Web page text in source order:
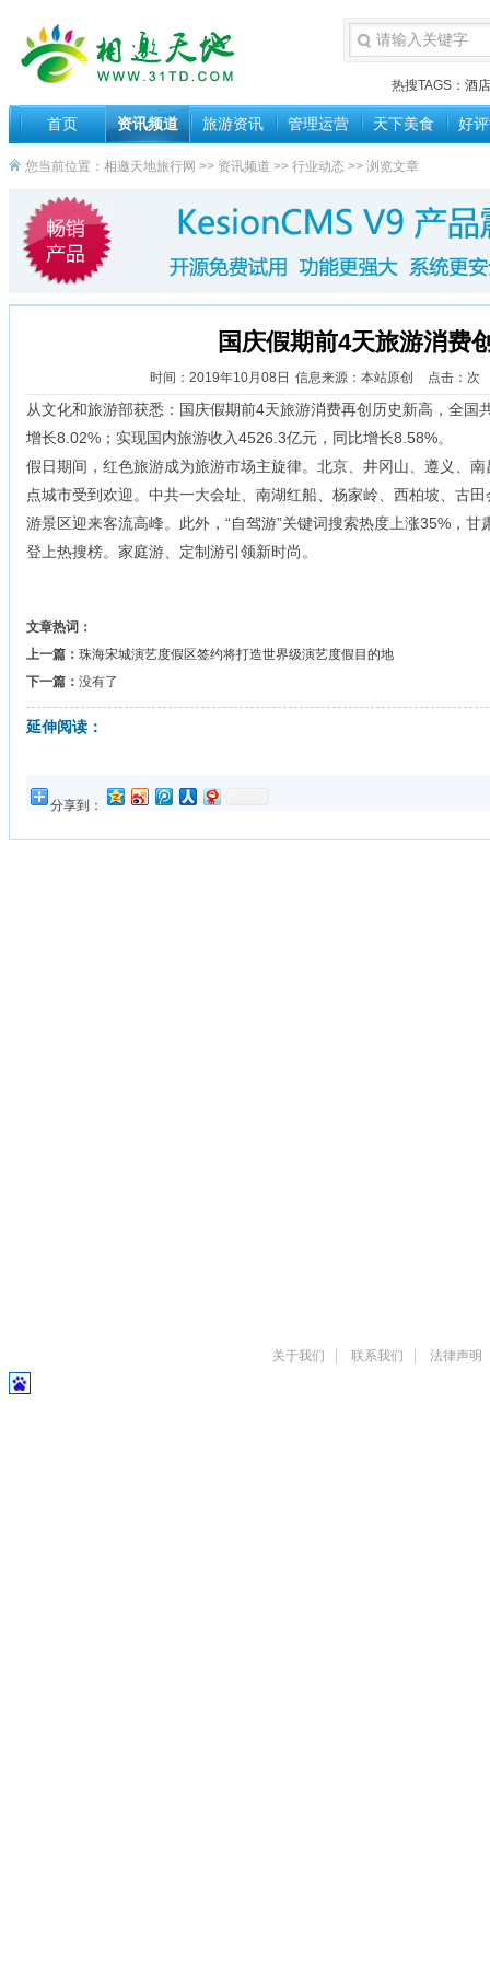
热搜TAGS： 酒店
首页 资讯频道 旅游资讯 管理运营 天下美食 好
您当前位置： 相邀天地旅行网 >> 资讯频道 >> 行业动态 >> 浏览文章
国庆假期前4天旅游消费
时间：2019年10月08日 信息来源：本站原创 点击： 次
从文化和旅游部获悉：国庆假期前4天旅游消费再创历史新高，全国
增长8.02%；实现国内旅游收入4526.3亿元，同比增长8.58%。
假日期间，红色旅游成为旅游市场主旋律。北京、井冈山、遵义、
点城市受到欢迎。中共一大会址、南湖红船、杨家岭、西柏坡、古
游景区迎来客流高峰。此外，“自驾游”关键词搜索热度上涨35%，
登上热搜榜。家庭游、定制游引领新时尚。
文章热词：
上一篇： 珠海宋城演艺度假区签约将打造世界级演艺度假目的地
下一篇： 没有了
延伸阅读：
分享到：
关于我们 联系我们 法律声明